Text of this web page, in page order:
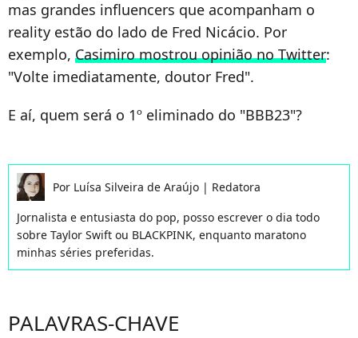
mas grandes influencers que acompanham o
reality estão do lado de Fred Nicácio. Por
exemplo, Casimiro mostrou opinião no Twitter:
"Volte imediatamente, doutor Fred".
E aí, quem será o 1º eliminado do "BBB23"?
Por Luísa Silveira de Araújo | Redatora
Jornalista e entusiasta do pop, posso escrever o dia todo
sobre Taylor Swift ou BLACKPINK, enquanto maratono
minhas séries preferidas.
PALAVRAS-CHAVE